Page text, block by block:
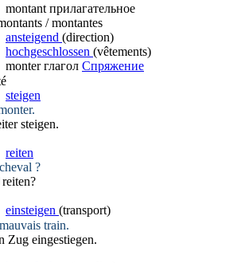
montant прилагательное
/ montantes
ansteigend (direction)
hochgeschlossen (vêtements)
monter глагол Спряжение
steigen
.
steigen.
reiten
?
reiten?
einsteigen (transport)
train.
Zug eingestiegen.